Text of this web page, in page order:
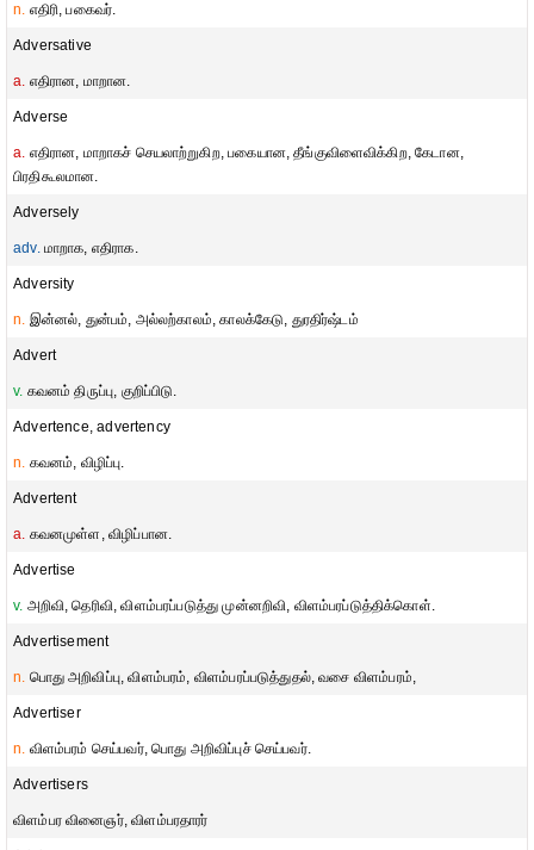
n. எதிரி, பகைவர்.
Adversative
a. எதிரான, மாறான.
Adverse
a. எதிரான, மாறாகச் செயலாற்றுகிற, பகையான, தீங்குவிளைவிக்கிற, கேடான,
பிரதிகூலமான.
Adversely
adv.மாறாக, எதிராக.
Adversity
n. இன்னல், துன்பம், அல்லற்காலம், காலக்கேடு, துரதிர்ஷ்டம்
Advert
v. கவனம் திருப்பு, குறிப்பிடு.
Advertence, advertency
n. கவனம், விழிப்பு.
Advertent
a. கவனமுள்ள, விழிப்பான.
Advertise
v. அறிவி, தெரிவி, விளம்பரப்படுத்து முன்னறிவி, விளம்பரப்டுத்திக்கொள்.
Advertisement
n. பொது அறிவிப்பு, விளம்பரம், விளம்பரப்படுத்துதல், வசை விளம்பரம்,
Advertiser
n. விளம்பரம் செய்பவர், பொது அறிவிப்புச் செய்பவர்.
Advertisers
விளம்பர வினைஞர், விளம்பரதாரர்